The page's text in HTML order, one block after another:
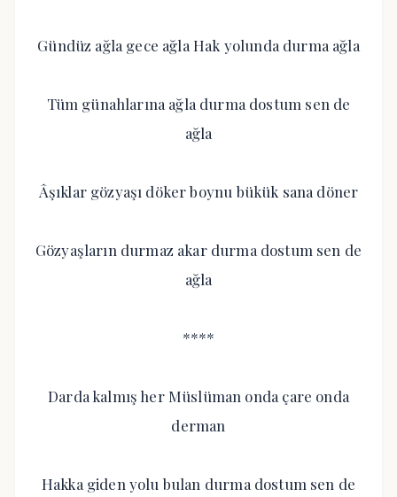
Gündüz ağla gece ağla Hak yolunda durma ağla
Tüm günahlarına ağla durma dostum sen de
ağla
Âşıklar gözyaşı döker boynu bükük sana döner
Gözyaşların durmaz akar durma dostum sen de
ağla
****
Darda kalmış her Müslüman onda çare onda
derman
Hakka giden yolu bulan durma dostum sen de